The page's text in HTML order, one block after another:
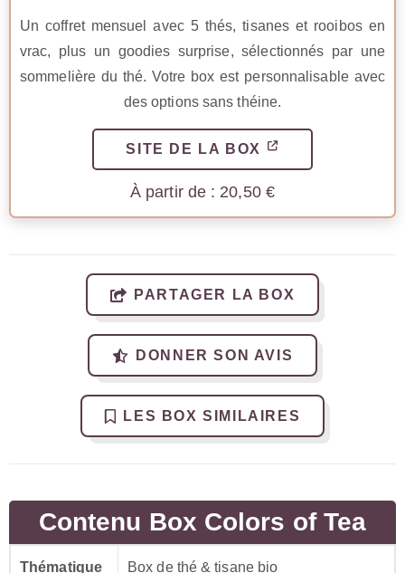
Un coffret mensuel avec 5 thés, tisanes et rooibos en
vrac, plus un goodies surprise, sélectionnés par une
sommelière du thé. Votre box est personnalisable avec
des options sans théine.
SITE DE LA BOX
20,50 €
PARTAGER LA BOX
DONNER SON AVIS
LES BOX SIMILAIRES
Contenu Box Colors of Tea
Thématique
Box de thé & tisane bio